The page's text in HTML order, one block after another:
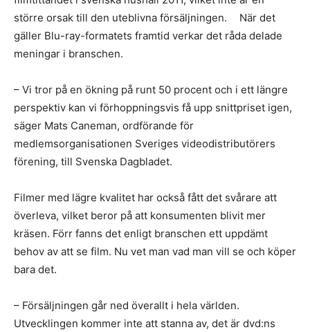
större orsak till den uteblivna försäljningen. När det
gäller Blu-ray-formatets framtid verkar det råda delade
meningar i branschen.
– Vi tror på en ökning på runt 50 procent och i ett längre
perspektiv kan vi förhoppningsvis få upp snittpriset igen,
säger Mats Caneman, ordförande för
medlemsorganisationen Sveriges videodistributörers
förening, till Svenska Dagbladet.
Filmer med lägre kvalitet har också fått det svårare att
överleva, vilket beror på att konsumenten blivit mer
kräsen. Förr fanns det enligt branschen ett uppdämt
behov av att se film. Nu vet man vad man vill se och köper
bara det.
– Försäljningen går ned överallt i hela världen.
Utvecklingen kommer inte att stanna av, det är dvd:ns